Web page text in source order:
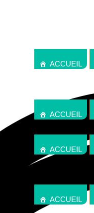
ACCUEIL
ACCUEIL
ACCUEIL
ACCUEIL